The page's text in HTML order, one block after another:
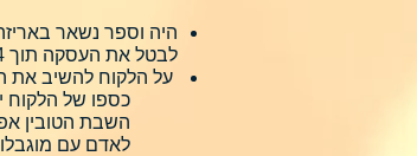
היה וספר נשאר
לבטל את העסקה תוך 14 ימים מיום קבלת המוצר או קבלת תנאי העסקה לפי המועד המאוחר מביניהם ע"י מתן הודעת ביטול.
על הלקוח להשיב את
כספו של הלקוח יושב לו תוך 14
השבת הטובין